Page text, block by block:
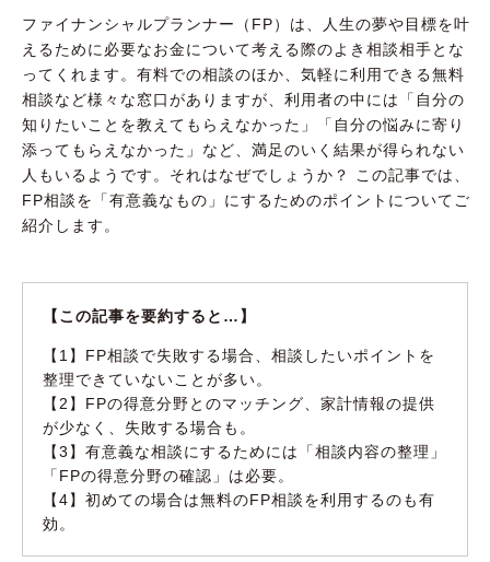
ファイナンシャルプランナー（FP）は、人生の夢や目標を叶
えるために必要なお金について考える際のよき相談相手とな
ってくれます。有料での相談のほか、気軽に利用できる無料
相談など様々な窓口がありますが、利用者の中には「自分の
知りたいことを教えてもらえなかった」「自分の悩みに寄り
添ってもらえなかった」など、満足のいく結果が得られない
人もいるようです。それはなぜでしょうか？ この記事では、
FP相談を「有意義なもの」にするためのポイントについてご
紹介します。
【この記事を要約すると…】
【1】FP相談で失敗する場合、相談したいポイントを
整理できていないことが多い。
【2】FPの得意分野とのマッチング、家計情報の提供
が少なく、失敗する場合も。
【3】有意義な相談にするためには「相談内容の整理」
「FPの得意分野の確認」は必要。
【4】初めての場合は無料のFP相談を利用するのも有
効。